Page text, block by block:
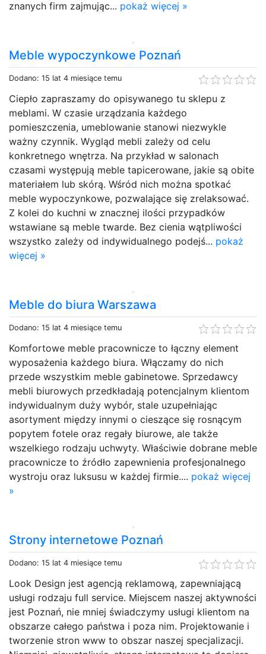
znanych firm zajmując... pokaż więcej »
Meble wypoczynkowe Poznań
Dodano: 15 lat 4 miesiące temu
Ciepło zapraszamy do opisywanego tu sklepu z
meblami. W czasie urządzania każdego
pomieszczenia, umeblowanie stanowi niezwykle
ważny czynnik. Wygląd mebli zależy od celu
konkretnego wnętrza. Na przykład w salonach
czasami występują meble tapicerowane, jakie są obite
materiałem lub skórą. Wśród nich można spotkać
meble wypoczynkowe, pozwalające się zrelaksować.
Z kolei do kuchni w znacznej ilości przypadków
wstawiane są meble twarde. Bez cienia wątpliwości
wszystko zależy od indywidualnego podejś... pokaż
więcej »
Meble do biura Warszawa
Dodano: 15 lat 4 miesiące temu
Komfortowe meble pracownicze to łączny element
wyposażenia każdego biura. Włączamy do nich
przede wszystkim meble gabinetowe. Sprzedawcy
mebli biurowych przedkładają potencjalnym klientom
indywidualnym duży wybór, stale uzupełniając
asortyment między innymi o cieszące się rosnącym
popytem fotele oraz regały biurowe, ale także
wszelkiego rodzaju uchwyty. Właściwie dobrane meble
pracownicze to źródło zapewnienia profesjonalnego
wystroju oraz luksusu w każdej firmie.... pokaż więcej
»
Strony internetowe Poznań
Dodano: 15 lat 4 miesiące temu
Look Design jest agencją reklamową, zapewniającą
usługi rodzaju full service. Miejscem naszej aktywności
jest Poznań, nie mniej świadczymy usługi klientom na
obszarze całego państwa i poza nim. Projektowanie i
tworzenie stron www to obszar naszej specjalizacji.